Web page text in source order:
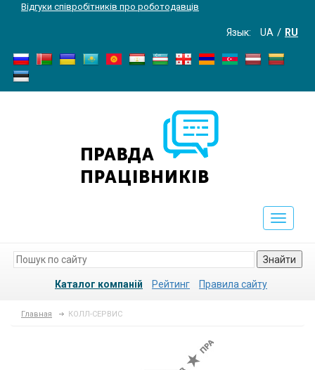
Відгуки співробітників про роботодавців
Язык: UA RU
Toggle
Знайти
Каталог компаній Рейтинг Правила сайту
Главная КОЛЛ-СЕРВИС